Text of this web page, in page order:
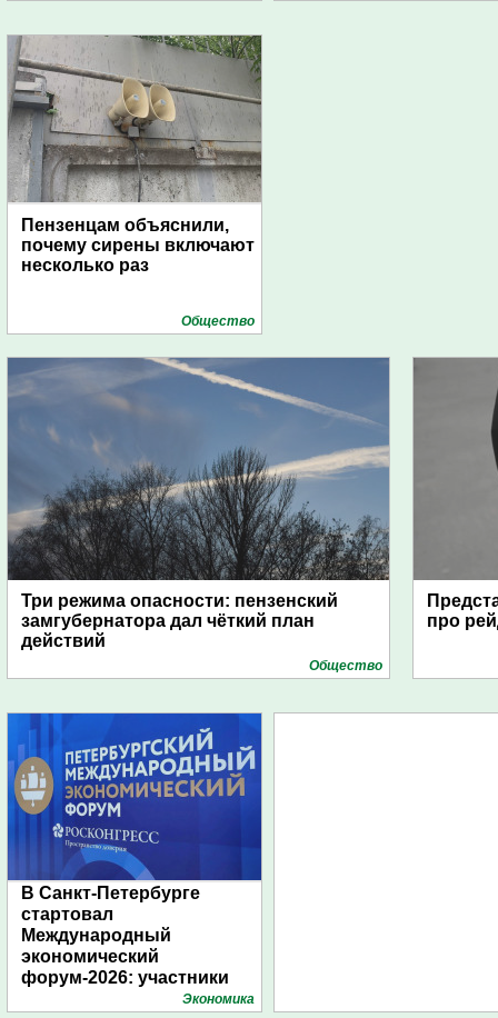
Пензенцам объяснили,
почему сирены включают
несколько раз
Общество
Три режима опасности: пензенский
замгубернатора дал чёткий план
действий
Общество
про
В Санкт-Петербурге
стартовал
Международный
экономический
форум-2026: участники
подготовили креативные
Экономика